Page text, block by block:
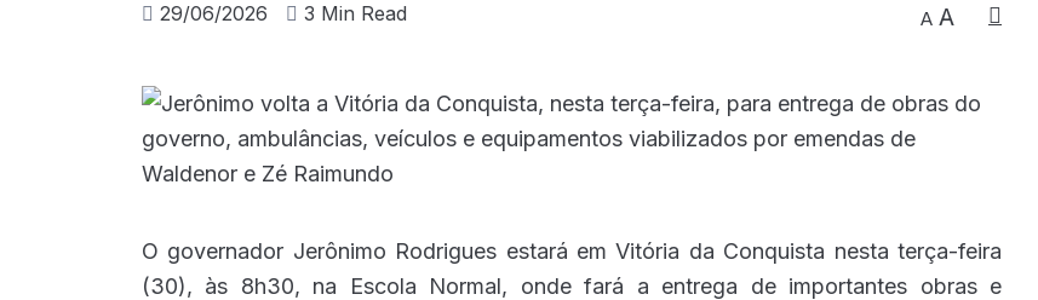
29/06/2026 3 Min Read A A
O governador Jerônimo Rodrigues estará em Vitória da Conquista nesta terça-feira
(30), às 8h30, na Escola Normal, onde fará a entrega de importantes obras e